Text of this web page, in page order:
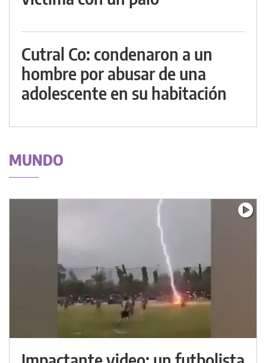
Cutral Co: condenaron a un
hombre por abusar de una
adolescente en su habitación
MUNDO